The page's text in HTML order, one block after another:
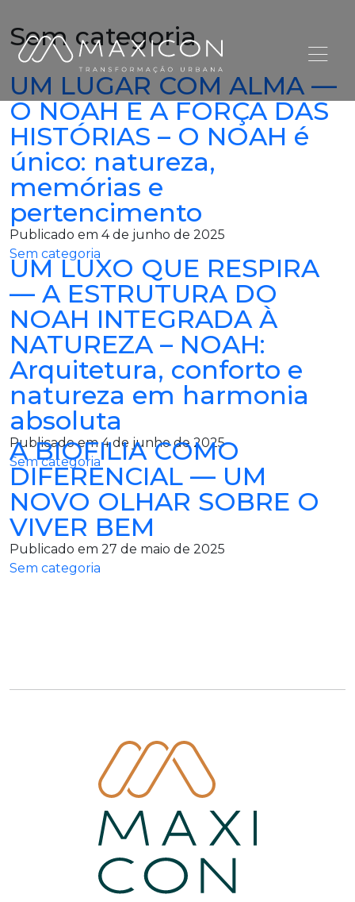
Sem categoria
UM LUGAR COM ALMA —
O NOAH E A FORÇA DAS
HISTÓRIAS – O NOAH é
único: natureza,
memórias e
pertencimento
Publicado em 4 de junho de 2025
Sem categoria
UM LUXO QUE RESPIRA
— A ESTRUTURA DO
NOAH INTEGRADA À
NATUREZA – NOAH:
Arquitetura, conforto e
natureza em harmonia
absoluta
Publicado em 4 de junho de 2025
Sem categoria
A BIOFILIA COMO
DIFERENCIAL — UM
NOVO OLHAR SOBRE O
VIVER BEM
Publicado em 27 de maio de 2025
Sem categoria